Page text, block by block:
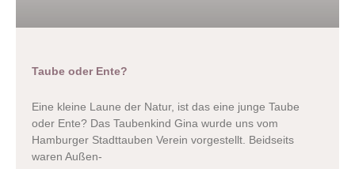
Taube oder Ente?
Eine kleine Laune der Natur, ist das eine junge Taube
oder Ente? Das Taubenkind Gina wurde uns vom
Hamburger Stadttauben Verein vorgestellt. Beidseits
waren Außen-